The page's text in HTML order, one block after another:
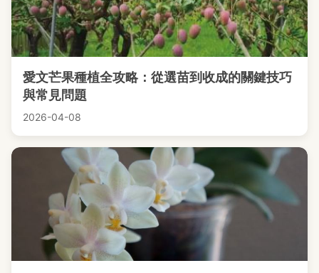
愛文芒果種植全攻略：從選苗到收成的關鍵技巧
與常見問題
2026-04-08